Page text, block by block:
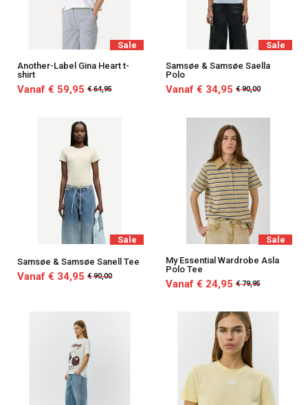
Sale
Another-Label Gina Heart t-
shirt
Vanaf € 59,95 € 64,95
Sale
Samsøe & Samsøe Saella
Polo
Vanaf € 34,95 € 90,00
Sale
Samsøe & Samsøe Sanell Tee
Vanaf € 34,95 € 90,00
Sale
My Essential Wardrobe Asla
Polo Tee
Vanaf € 24,95 € 79,95